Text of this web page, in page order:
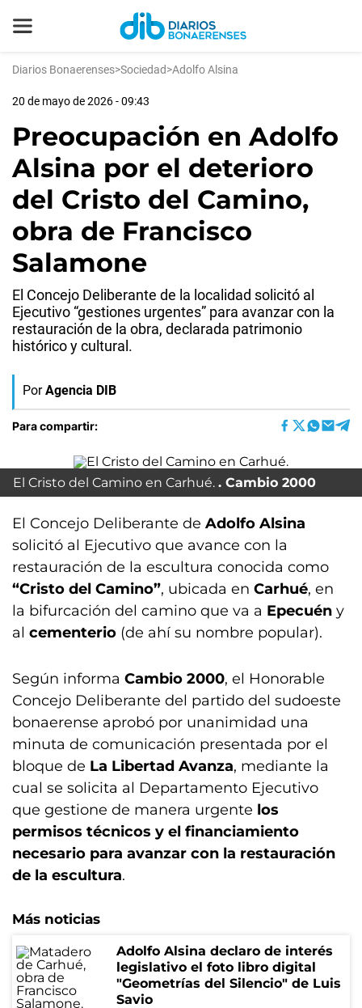
Diarios Bonaerenses>Sociedad>Adolfo Alsina
20 de mayo de 2026 - 09:43
Preocupación en Adolfo
Alsina por el deterioro
del Cristo del Camino,
obra de Francisco
Salamone
El Concejo Deliberante de la localidad solicitó al
Ejecutivo “gestiones urgentes” para avanzar con la
restauración de la obra, declarada patrimonio
histórico y cultural.
Por Agencia DIB
Para compartir:
El Cristo del Camino en Carhué. Cambio 2000
El Concejo Deliberante de Adolfo Alsina
solicitó al Ejecutivo que avance con la
restauración de la escultura conocida como
“Cristo del Camino”, ubicada en Carhué, en
la bifurcación del camino que va a Epecuén y
al cementerio (de ahí su nombre popular).
Según informa Cambio 2000, el Honorable
Concejo Deliberante del partido del sudoeste
bonaerense aprobó por unanimidad una
minuta de comunicación presentada por el
bloque de La Libertad Avanza, mediante la
cual se solicita al Departamento Ejecutivo
que gestione de manera urgente los
permisos técnicos y el financiamiento
necesario para avanzar con la restauración
de la escultura.
Más noticias
Adolfo Alsina declaro de interés
legislativo el foto libro digital
"Geometrías del Silencio" de Luis
Savio